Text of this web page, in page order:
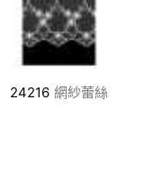
24216 網紗蕾絲